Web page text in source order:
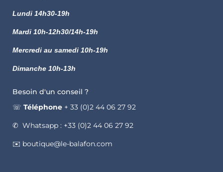
Lundi 14h30-19h
Mardi 10h-12h30/14h-19h
Mercredi au samedi 10h-19h
Dimanche 10h-13h
Besoin d'un conseil ?
☏ Téléphone + 33 (0)2 44 06 27 92
✆ Whatsapp : +33 (0)2 44 06 27 92
✉️ boutique@le-balafon.com